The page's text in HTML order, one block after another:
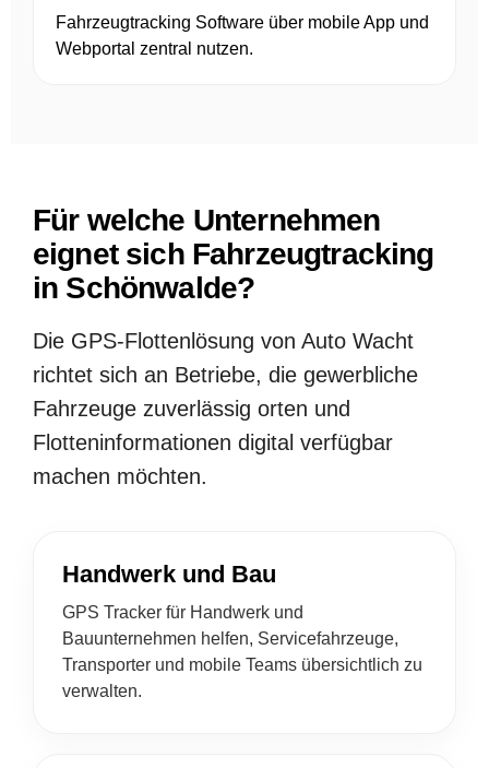
Fahrzeugtracking Software über mobile App und
Webportal zentral nutzen.
Für welche Unternehmen
eignet sich Fahrzeugtracking
in Schönwalde?
Die GPS-Flottenlösung von Auto Wacht
richtet sich an Betriebe, die gewerbliche
Fahrzeuge zuverlässig orten und
Flotteninformationen digital verfügbar
machen möchten.
Handwerk und Bau
GPS Tracker für Handwerk und
Bauunternehmen helfen, Servicefahrzeuge,
Transporter und mobile Teams übersichtlich zu
verwalten.